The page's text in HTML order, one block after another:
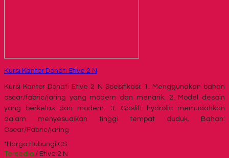
Kursi Kantor Donati Etive 2 N
Kursi Kantor Donati Etive 2 N Spesifikasi: 1. Menggunakan bahan
oscar/fabric/jaring yang modern dan menarik. 2. Model desain
yang berkelas dan modern. 3. Gaslift hydrolic memudahkan
dalam menyesuaikan tinggi tempat duduk. Bahan:
Oscar/Fabric/jaring
*Harga Hubungi CS
Tersedia / Etive 2 N